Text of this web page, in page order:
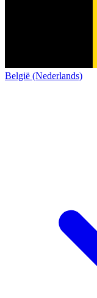
België (Nederlands)